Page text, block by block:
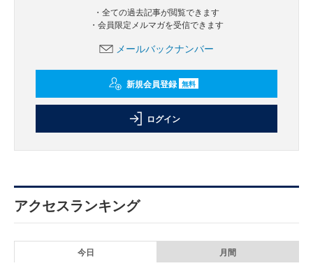
・全ての過去記事が閲覧できます
・会員限定メルマガを受信できます
メールバックナンバー
新規会員登録 無料
ログイン
アクセスランキング
今日 月間